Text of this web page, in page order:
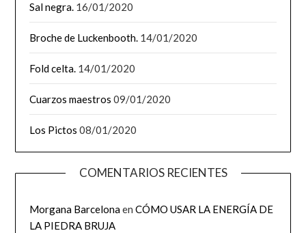
Sal negra. 16/01/2020
Broche de Luckenbooth. 14/01/2020
Fold celta. 14/01/2020
Cuarzos maestros 09/01/2020
Los Pictos 08/01/2020
COMENTARIOS RECIENTES
Morgana BarcelonaenCÓMO USAR LA ENERGÍA DE
LA PIEDRA BRUJA